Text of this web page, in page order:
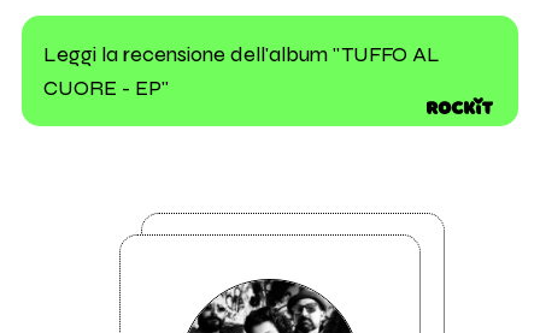
Leggi la recensione dell'album "TUFFO AL
CUORE - EP"